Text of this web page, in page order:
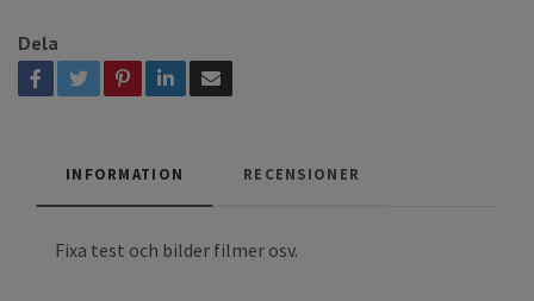
Dela
INFORMATION RECENSIONER
Fixa test och bilder filmer osv.